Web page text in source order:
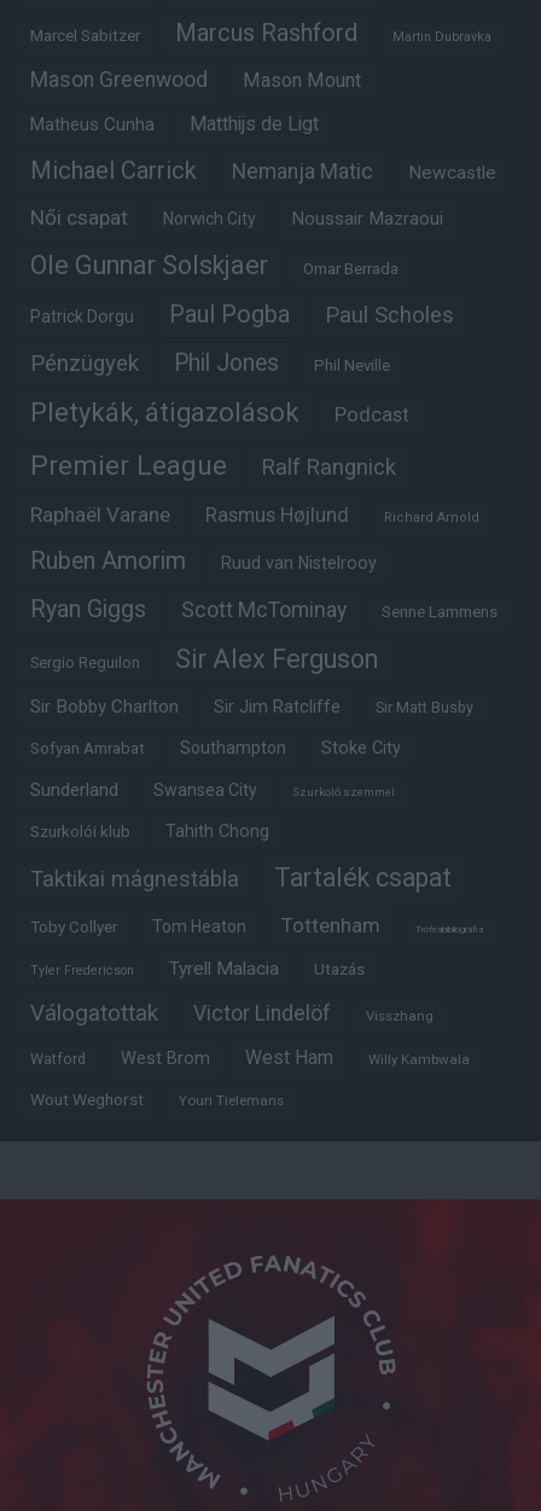
Marcel Sabitzer Marcus Rashford Martin Dubravka
Mason Greenwood Mason Mount
Matheus Cunha Matthijs de Ligt
Michael Carrick Nemanja Matic Newcastle
Női csapat Norwich City Noussair Mazraoui
Ole Gunnar Solskjaer Omar Berrada
Patrick Dorgu Paul Pogba Paul Scholes
Pénzügyek Phil Jones Phil Neville
Pletykák, átigazolások Podcast
Premier League Ralf Rangnick
Raphaël Varane Rasmus Højlund Richard Arnold
Ruben Amorim Ruud van Nistelrooy
Ryan Giggs Scott McTominay Senne Lammens
Sergio Reguilon Sir Alex Ferguson
Sir Bobby Charlton Sir Jim Ratcliffe Sir Matt Busby
Sofyan Amrabat Southampton Stoke City
Sunderland Swansea City Szurkoló szemmel
Szurkolói klub Tahith Chong
Taktikai mágnestábla Tartalék csapat
Toby Collyer Tom Heaton Tottenham Trófeabibliográfia
Tyler Fredericson Tyrell Malacia Utazás
Válogatottak Victor Lindelöf Visszhang
Watford West Brom West Ham Willy Kambwala
Wout Weghorst Youri Tielemans